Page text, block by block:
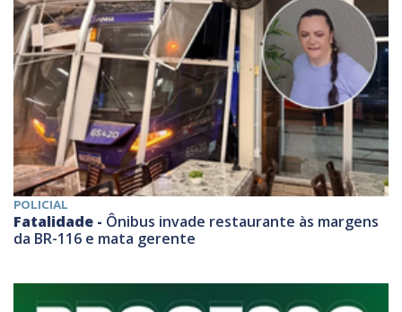
POLICIAL
Fatalidade - Ônibus invade restaurante às margens
da BR-116 e mata gerente